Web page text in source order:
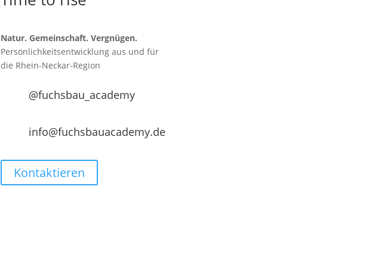
Natur. Gemeinschaft. Vergnügen.
Persönlichkeitsentwicklung aus und für
die Rhein-Neckar-Region
@fuchsbau_academy
info@fuchsbauacademy.de
Kontaktieren